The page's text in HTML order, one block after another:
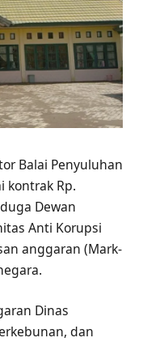
Balai Penyuluhan
kontrak Rp.
Dewan
Anti Korupsi
anggaran (Mark-
Dinas
dan